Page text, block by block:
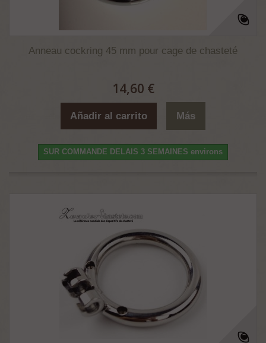
Anneau cockring 45 mm pour cage de chasteté
14,60 €
Añadir al carrito Más
SUR COMMANDE DELAIS 3 SEMAINES environs